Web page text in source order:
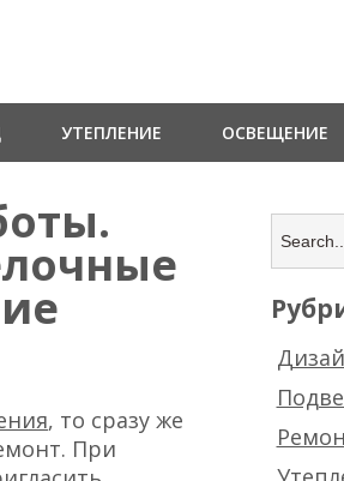
УТЕПЛЕНИЕ ОСВЕЩЕНИЕ
, то сразу же
При